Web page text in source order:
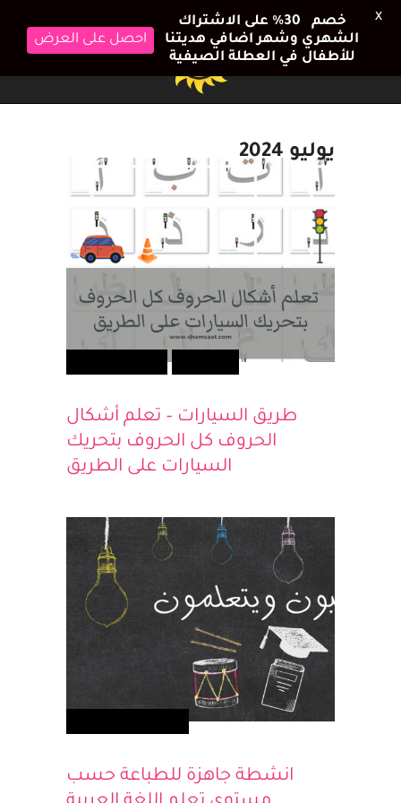
يوليو 2024
طريق السيارات – تعلم أشكال
الحروف كل الحروف بتحريك
السيارات على الطريق
انشطة جاهزة للطباعة حسب
خصم 30٪ على الاشتراك
الشهري وشهر اضافي هديتنا
للأطفال في العطلة الصيفية
احصل على العرض
X